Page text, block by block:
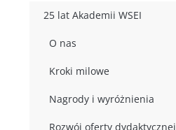
25 lat Akademii WSEI
O nas
Kroki milowe
Nagrody i wyróżnienia
Rozwój oferty dydaktycznej